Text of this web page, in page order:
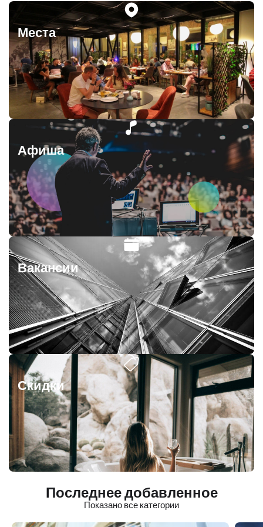
Места
Афиша
Вакансии
Скидки
Последнее добавленное
Показано все категории